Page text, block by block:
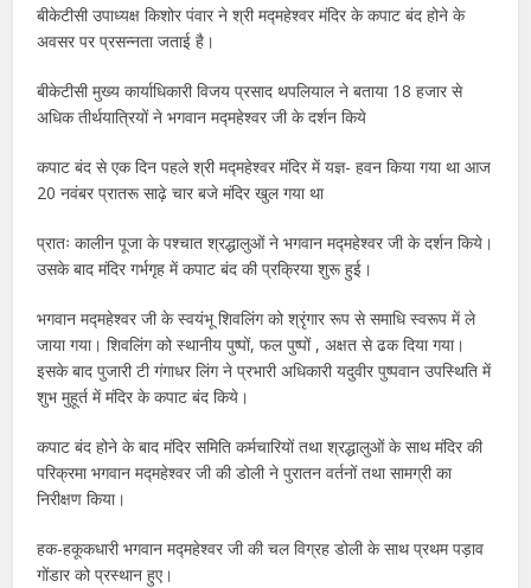
बीकेटीसी उपाध्यक्ष किशोर पंवार ने श्री मद्महेश्वर मंदिर के कपाट बंद होने के
अवसर पर प्रसन्नता जताई है।
बीकेटीसी मुख्य कार्याधिकारी विजय प्रसाद थपलियाल ने बताया 18 हजार से
अधिक तीर्थयात्रियों ने भगवान मद्महेश्वर जी के दर्शन किये
कपाट बंद से एक दिन पहले श्री मद्महेश्वर मंदिर में यज्ञ- हवन किया गया था आज
20 नवंबर प्रातरू साढ़े चार बजे मंदिर खुल गया था
प्रातः कालीन पूजा के पश्चात श्रद्धालुओं ने भगवान मद्महेश्वर जी के दर्शन किये।
उसके बाद मंदिर गर्भगृह में कपाट बंद की प्रक्रिया शुरू हुई।
भगवान मद्महेश्वर जी के स्वयंभू शिवलिंग को श्रृंगार रूप से समाधि स्वरूप में ले
जाया गया। शिवलिंग को स्थानीय पुष्पों, फल पुष्पों , अक्षत से ढक दिया गया।
इसके बाद पुजारी टी गंगाधर लिंग ने प्रभारी अधिकारी यदुवीर पुष्पवान उपस्थिति में
शुभ मुहूर्त में मंदिर के कपाट बंद किये।
कपाट बंद होने के बाद मंदिर समिति कर्मचारियों तथा श्रद्धालुओं के साथ मंदिर की
परिक्रमा भगवान मद्महेश्वर जी की डोली ने पुरातन वर्तनों तथा सामग्री का
निरीक्षण किया।
हक-हकूकधारी भगवान मद्महेश्वर जी की चल विग्रह डोली के साथ प्रथम पड़ाव
गोंडार को प्रस्थान हुए।